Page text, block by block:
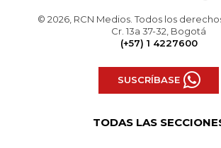
© 2026, RCN Medios. Todos los
Cr. 13a 37-32, Bogotá
(+57) 1 4227600
SUSCRÍBASE
TODAS LAS